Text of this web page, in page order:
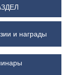
и награды